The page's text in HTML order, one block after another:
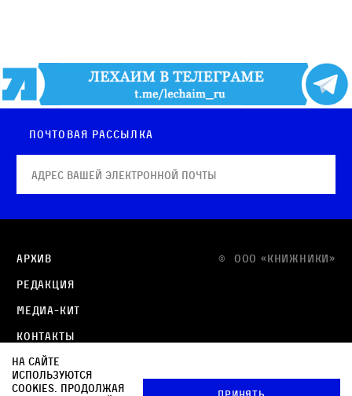
Почтовая рассылка
© OOO «КНИЖНИКИ»
Архив
Редакция
Медиа-кит
Контакты
Политика в отношении обработки персональных
данных
На сайте
используются
cookies. Продолжая